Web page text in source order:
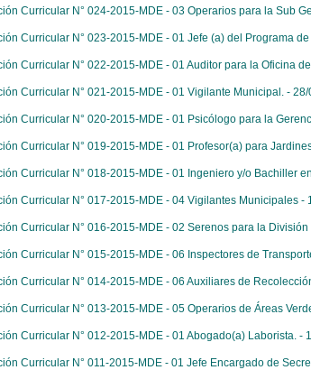
Curricular N° 024-2015-MDE - 03 Operarios para la Sub
Curricular N° 023-2015-MDE - 01 Jefe (a) del Programa
Curricular N° 022-2015-MDE - 01 Auditor para la Oficina
Curricular N° 021-2015-MDE - 01 Vigilante Municipal. -
Curricular N° 020-2015-MDE - 01 Psicólogo para la
Curricular N° 019-2015-MDE - 01 Profesor(a) para
Curricular N° 018-2015-MDE - 01 Ingeniero y/o Bachiller
Curricular N° 017-2015-MDE - 04 Vigilantes Municipales -
Curricular N° 016-2015-MDE - 02 Serenos para la
Curricular N° 015-2015-MDE - 06 Inspectores de
Curricular N° 014-2015-MDE - 06 Auxiliares de
Curricular N° 013-2015-MDE - 05 Operarios de Áreas
Curricular N° 012-2015-MDE - 01 Abogado(a) Laborista. -
Curricular N° 011-2015-MDE - 01 Jefe Encargado de